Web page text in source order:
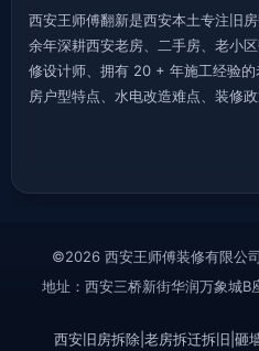
西安王师傅翻新是西安本土专注旧
余年深耕西安老房、二手房、老小
修设计师、拥有 20 + 年施工经验
房户型特点、水电改造难点、装修政
©2026 西安王师傅装修有限公
地址：西安三桥新街华润万象城
西安旧房拆除|老房拆迁拆旧|